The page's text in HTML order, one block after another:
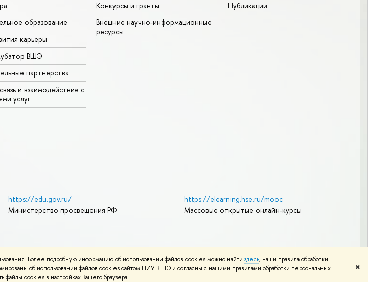
Более подробную информацию об использовании файлов cookies можно найти здесь, наши правила обработки
об использовании файлов cookies сайтом НИУ ВШЭ и согласны с нашими правилами обработки персональных
cookies в настройках Вашего браузера.
✖
образование
карьеры
ВШЭ
партнерства
и взаимодействие с
услуг
Конкурсы и гранты
Внешние научно-информационные
ресурсы
Публикации
https://edu.gov.ru/
Министерство просвещения РФ
https://elearning.hse.ru/mooc
Массовые открытые онлайн-курсы